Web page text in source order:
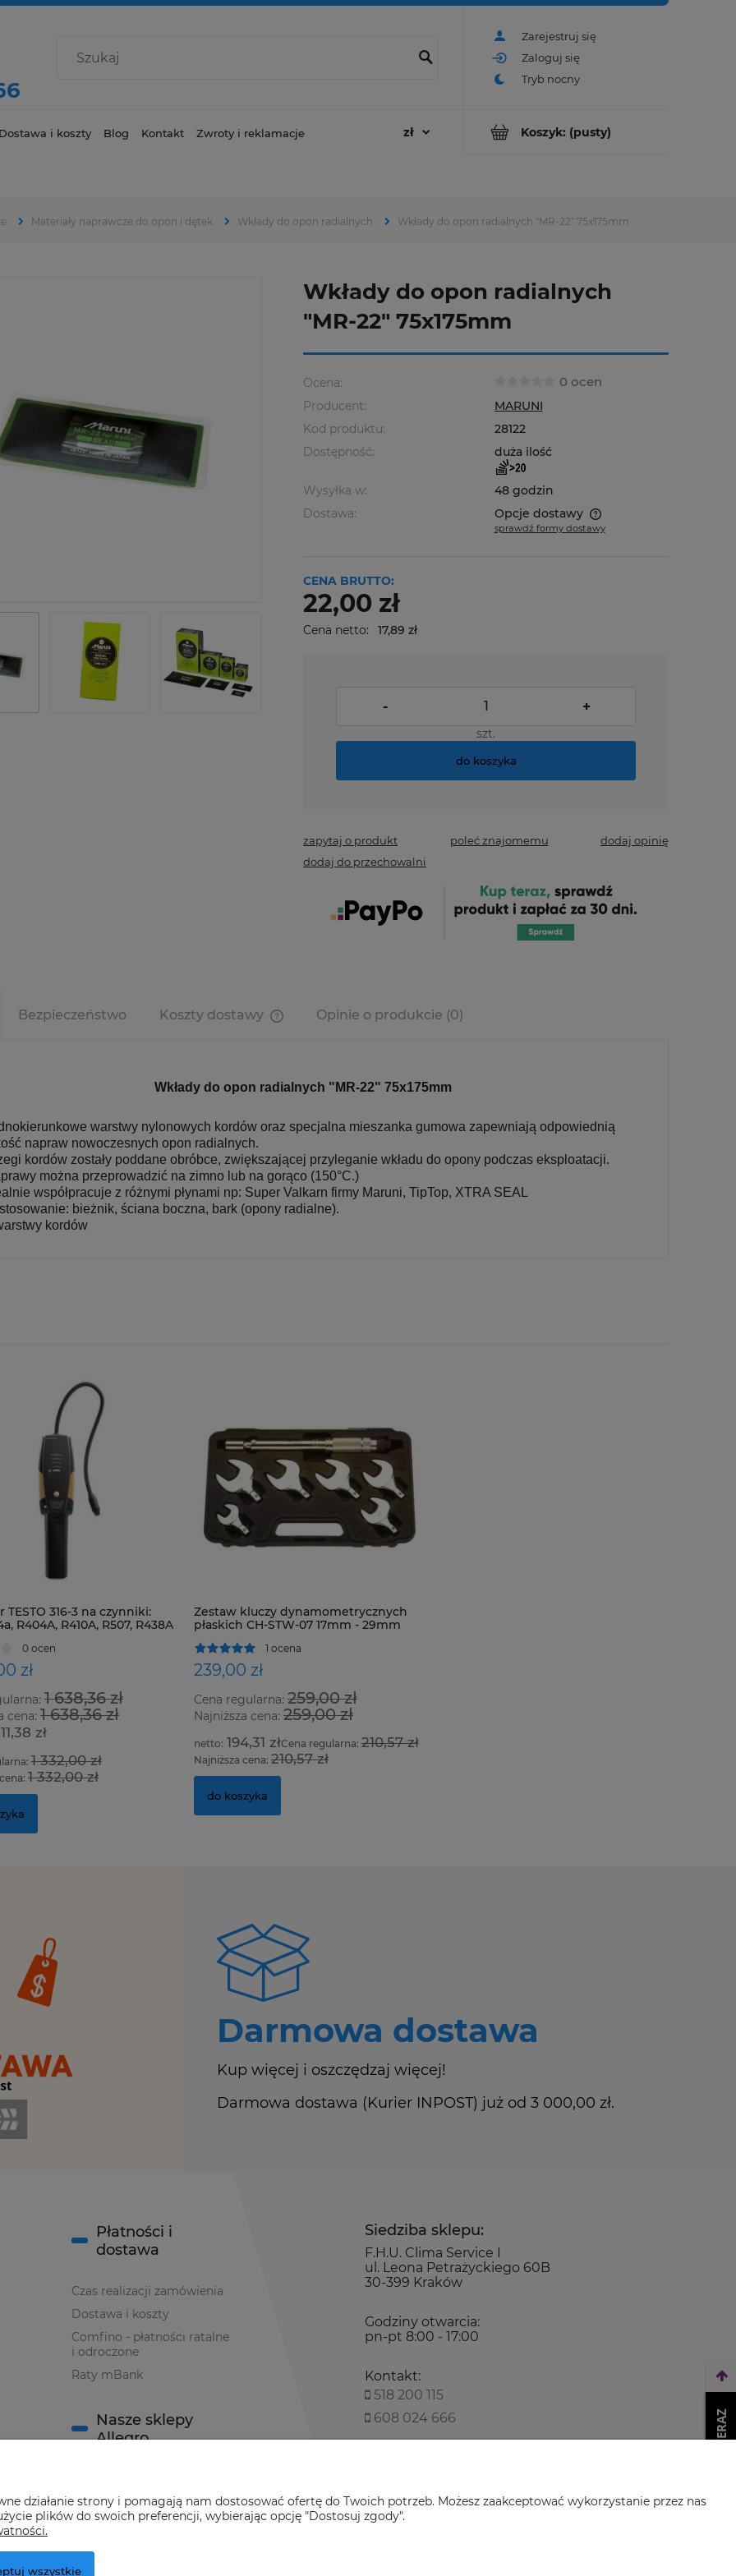
Zarejestruj się
Zaloguj się
Koszyk: (pusty)
i koszty Blog Kontakt Zwroty i reklamacje
Materiały naprawcze do opon i dętek Wkłady do opon radialnych Wkłady do opon radialnych "MR-22" 75x175mm
Wkłady do opon radialnych
"MR-22" 75x175mm
Ocena: 0 ocen
Producent:
MARUNI
Kod produktu:
28122
Dostępność:
duża ilość
Wysyłka w:
48 godzin
Dostawa:
Opcje dostawy
sprawdź formy dostawy
CENA BRUTTO:
22,00 zł
Cena netto: 17,89 zł
- +
szt.
do koszyka
zapytaj o produkt poleć znajomemu
dodaj opinię
dodaj do przechowalni
Bezpieczeństwo Koszty dostawy Opinie o produkcie (0)
Wkłady do opon radialnych "MR-22" 75x175mm
warstwy nylonowych kordów oraz specjalna mieszanka gumowa zapewniają odpowiednią
napraw nowoczesnych opon radialnych.
kordów zostały poddane obróbce, zwiększającej przyleganie wkładu do opony podczas eksploatacji.
można przeprowadzić na zimno lub na gorąco (150°C.)
współpracuje z różnymi płynami np: Super Valkarn firmy Maruni, TipTop, XTRA SEAL
bieżnik, ściana boczna, bark (opony radialne).
kordów
316-3 na czynniki:
R404A, R410A, R507, R438A
0 ocen
zł
1 638,36 zł
cena: 1 638,36 zł
zł
1 332,00 zł
1 332,00 zł
Zestaw kluczy dynamometrycznych
płaskich CH-STW-07 17mm - 29mm
1 ocena
239,00 zł
Cena regularna: 259,00 zł
Najniższa cena: 259,00 zł
194,31 złCena regularna:210,57 zł
Najniższa cena: 210,57 zł
do koszyka
Darmowa dostawa
Kup więcej i oszczędzaj więcej!
Darmowa dostawa (Kurier INPOST) już od 3 000,00 zł.
Siedziba sklepu:
F.H.U. Clima Service I
ul. Leona Petrażyckiego 60B
30-399 Kraków
Godziny otwarcia:
pn-pt 8:00 - 17:00
Kontakt:
518 200 115
608 024 666
Płatności i
dostawa
Czas realizacji zamówienia
Dostawa i koszty
Comfino - płatności ratalne
i odroczone
Raty mBank
Nasze sklepy
Allegro
Sklep Allegro nr 2
WEŹ LEASING TERAZ
działanie strony i pomagają nam dostosować ofertę do Twoich potrzeb. Możesz zaakceptować wykorzystanie przez nas
plików do swoich preferencji, wybierając opcję "Dostosuj zgody".
wszystkie